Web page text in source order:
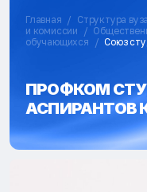
Главная Структура вуза
и комиссии
обучающихся
Союз
ПРОФКОМ
АСПИРАНТОВ